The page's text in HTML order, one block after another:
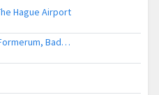
Hague Airport
Ambulancehelikopter naar Formerum, Badweg Formerum